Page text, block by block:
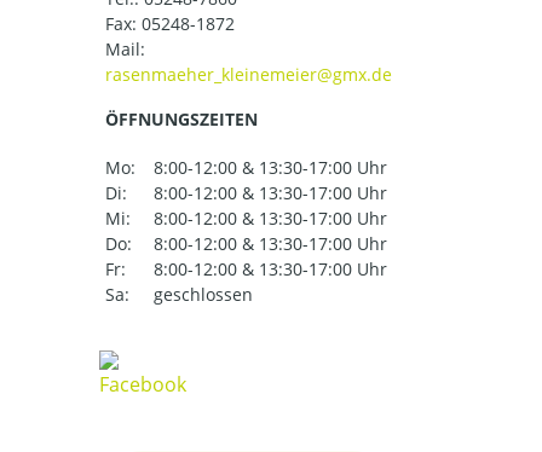
Fax: 05248-1872
Mail:
ÖFFNUNGSZEITEN
Mo:
8:00-12:00 & 13:30-17:00 Uhr
Di:
8:00-12:00 & 13:30-17:00 Uhr
Mi:
8:00-12:00 & 13:30-17:00 Uhr
Do:
8:00-12:00 & 13:30-17:00 Uhr
Fr:
8:00-12:00 & 13:30-17:00 Uhr
Sa:
geschlossen